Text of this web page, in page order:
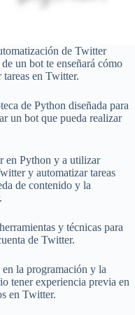
de Twitter
un bot te enseñará cómo
en Twitter.
de Python diseñada para
un bot que pueda realizar
en Python y a utilizar
y automatizar tareas
de contenido y la
y técnicas para
de Twitter.
la programación y la
tener experiencia previa en
en Twitter.